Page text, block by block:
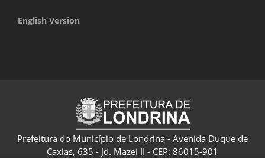
English Version
Prefeitura do Município de Londrina - Avenida Duque de
Caxias, 635 - Jd. Mazei II - CEP: 86015-901